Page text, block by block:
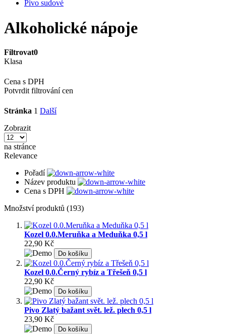
Pivo sudové
Alkoholické nápoje
Filtrovat0
Klasa
Cena s DPH
Potvrdit filtrování cen
Stránka 1 Další
Zobrazit
na stránce
Relevance
Pořadí
Název produktu
Cena s DPH
Množství produktů (193)
Kozel 0.0.Meruňka a Meduňka 0,5 l
22,90 Kč
Do košíku
Kozel 0.0.Černý rybíz a Třešeň 0,5 l
22,90 Kč
Do košíku
Pivo Zlatý bažant svět. lež. plech 0,5 l
23,90 Kč
Do košíku